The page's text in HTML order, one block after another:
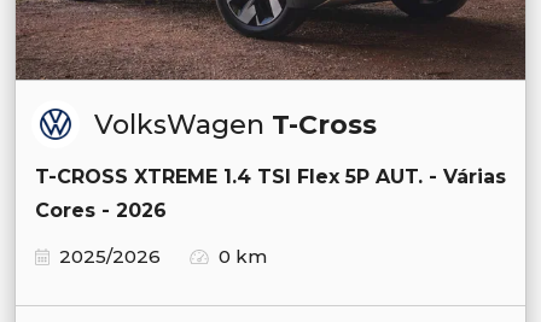
VolksWagen T-Cross
T-CROSS XTREME 1.4 TSI Flex 5P AUT. - Várias
Cores - 2026
2025/2026
0 km